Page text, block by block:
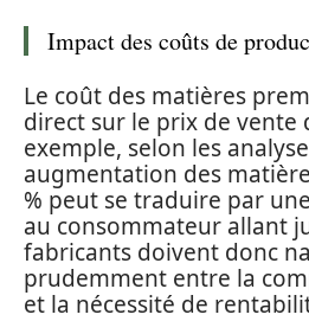
Impact des coûts de
Le coût des matières
direct sur le prix de vente
exemple, selon les
augmentation des
% peut se traduire par
au consommateur allant
fabricants doivent donc
prudemment entre la
et la nécessité de